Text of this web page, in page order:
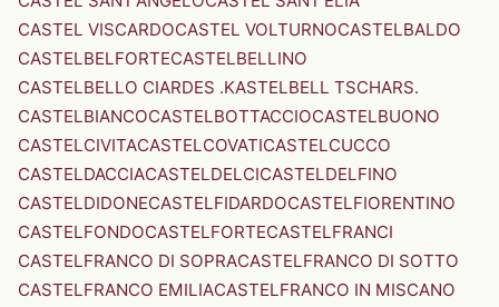
CASTEL VISCARDOCASTEL VOLTURNOCASTELBALDO
CASTELBELFORTECASTELBELLINO
CASTELBELLO CIARDES .KASTELBELL TSCHARS.
CASTELBIANCOCASTELBOTTACCIOCASTELBUONO
CASTELCIVITACASTELCOVATICASTELCUCCO
CASTELDACCIACASTELDELCICASTELDELFINO
CASTELDIDONECASTELFIDARDOCASTELFIORENTINO
CASTELFONDOCASTELFORTECASTELFRANCI
CASTELFRANCO DI SOPRACASTELFRANCO DI SOTTO
CASTELFRANCO EMILIACASTELFRANCO IN MISCANO